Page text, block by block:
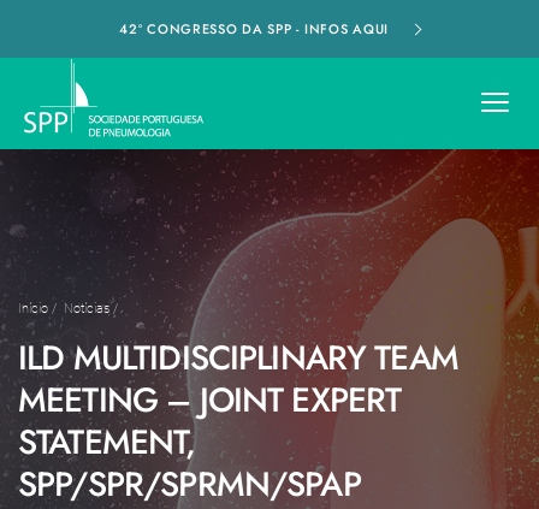
42º CONGRESSO DA SPP - INFOS AQUI
Início / Notícias/
ILD MULTIDISCIPLINARY TEAM
MEETING – JOINT EXPERT
STATEMENT,
SPP/SPR/SPRMN/SPAP